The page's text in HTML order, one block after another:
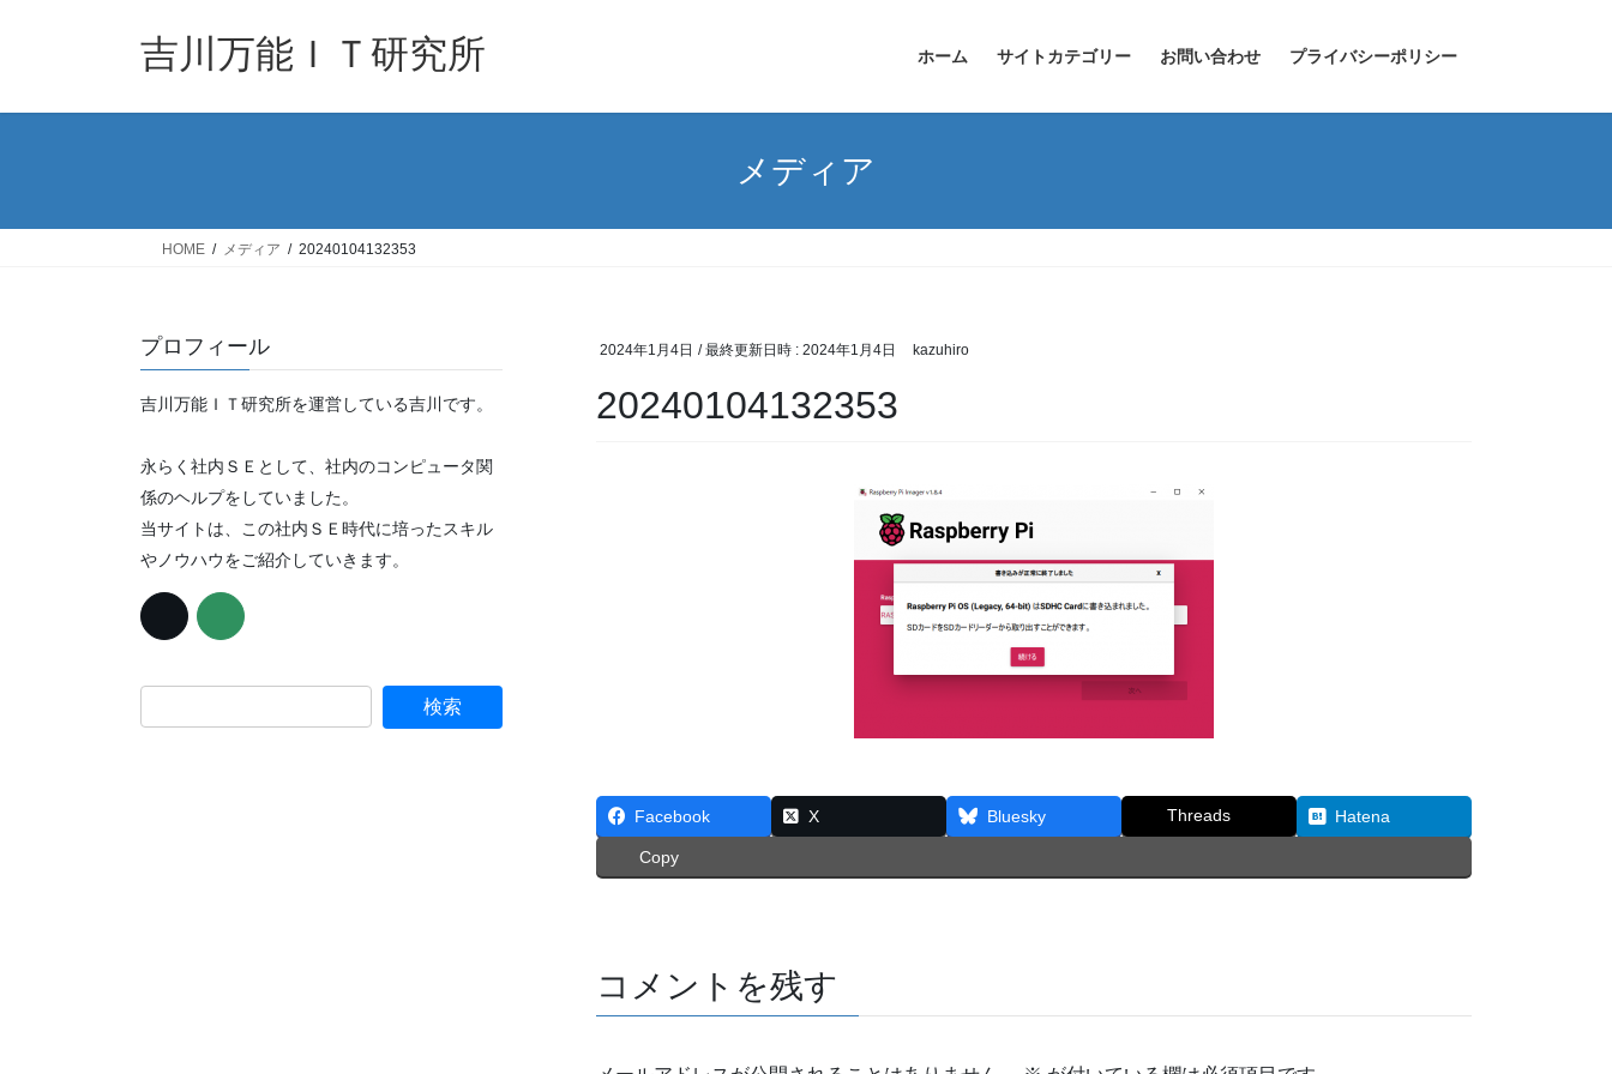
吉川万能ＩＴ研究所 ホーム サイトカテゴリー お問い合わせ プライバシーポリシー
メディア
HOME メディア 20240104132353
2024年1月4日 / 最終更新日時 : 2024年1月4日 kazuhiro
20240104132353
Facebook X Bluesky Threads Hatena
Copy
コメントを残す
プロフィール
吉川万能ＩＴ研究所を運営している吉川です。
永らく社内ＳＥとして、社内のコンピュータ関
係のヘルプをしていました。
当サイトは、この社内ＳＥ時代に培ったスキル
やノウハウをご紹介していきます。